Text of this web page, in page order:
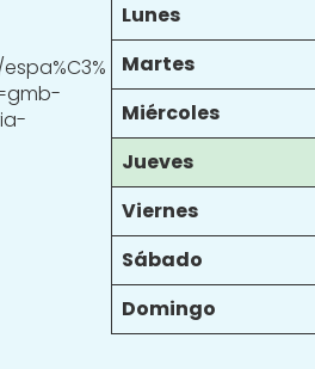
Lunes
Martes
Miércoles
Jueves
Viernes
Sábado
Domingo